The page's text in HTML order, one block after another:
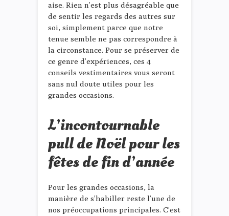
aise. Rien n’est plus désagréable que
de sentir les regards des autres sur
soi, simplement parce que notre
tenue semble ne pas correspondre à
la circonstance. Pour se préserver de
ce genre d’expériences, ces 4
conseils vestimentaires vous seront
sans nul doute utiles pour les
grandes occasions.
L’incontournable
pull de Noël pour les
fêtes de fin d’année
Pour les grandes occasions, la
manière de s’habiller reste l’une de
nos préoccupations principales. C’est